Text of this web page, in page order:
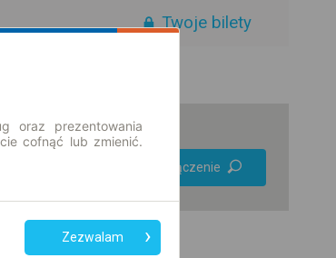
Twoje bilety
Znajdź połączenie
oraz prezentowania
cofnąć lub zmienić.
Zezwalam